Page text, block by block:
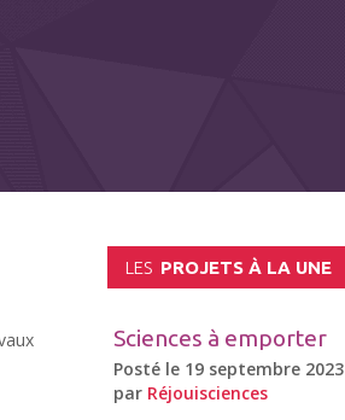
LES PROJETS À LA UNE
Sciences à emporter
Posté le 19 septembre 2023
par Réjouisciences